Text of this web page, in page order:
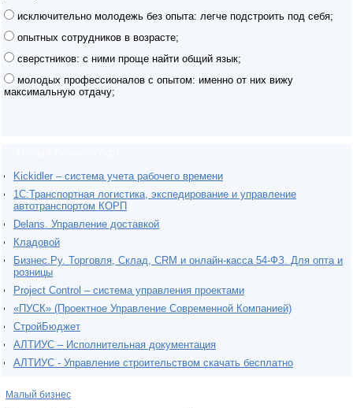
исключительно молодежь без опыта: легче подстроить под себя;
опытных сотрудников в возрасте;
сверстников: с ними проще найти общий язык;
молодых профессионалов с опытом: именно от них вижу
максимальную отдачу;
Kickidler – система учета рабочего времени
1С:Транспортная логистика, экспедирование и управление
автотранспортом КОРП
Delans. Управление доставкой
Кладовой
Бизнес.Ру. Торговля, Склад, CRM и онлайн-касса 54-ФЗ. Для опта и
розницы
Project Сontrol – система управления проектами
«ПУСК» (Проектное Управление Современной Компанией)
СтройБюджет
АЛТИУС – Исполнительная документация
АЛТИУС - Управление строительством скачать бесплатно
Малый бизнес